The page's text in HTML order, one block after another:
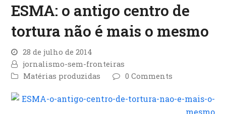
ESMA: o antigo centro de
tortura não é mais o mesmo
28 de julho de 2014
jornalismo-sem-fronteiras
Matérias produzidas
0 Comments